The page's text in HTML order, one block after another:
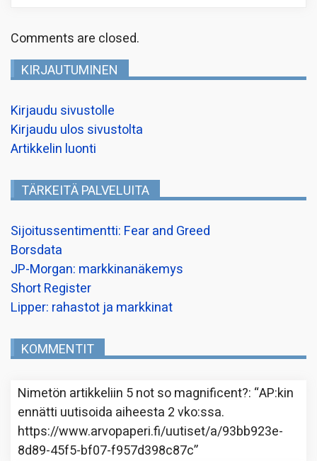
Comments are closed.
KIRJAUTUMINEN
Kirjaudu sivustolle
Kirjaudu ulos sivustolta
Artikkelin luonti
TÄRKEITÄ PALVELUITA
Sijoitussentimentti: Fear and Greed
Borsdata
JP-Morgan: markkinanäkemys
Short Register
Lipper: rahastot ja markkinat
KOMMENTIT
Nimetön artikkeliin 5 not so magnificent?: “AP:kin
ennätti uutisoida aiheesta 2 vko:ssa.
https://www.arvopaperi.fi/uutiset/a/93bb923e-
8d89-45f5-bf07-f957d398c87c”